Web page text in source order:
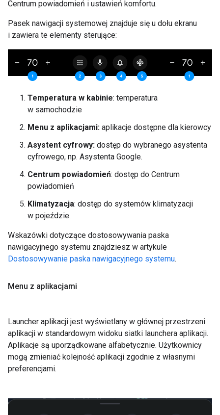
Centrum powiadomień i ustawień komfortu.
Pasek nawigacji systemowej znajduje się u dołu ekranu
i zawiera te elementy sterujące:
Temperatura w kabinie: temperatura
w samochodzie
Menu z aplikacjami: aplikacje dostępne dla kierowcy
Asystent cyfrowy: dostęp do wybranego asystenta
cyfrowego, np. Asystenta Google.
Centrum powiadomień: dostęp do Centrum
powiadomień
Klimatyzacja: dostęp do systemów klimatyzacji
w pojeździe.
Wskazówki dotyczące dostosowywania paska
nawigacyjnego systemu znajdziesz w artykule
Dostosowywanie paska nawigacyjnego systemu.
Menu z aplikacjami
Launcher aplikacji jest wyświetlany w głównej przestrzeni
aplikacji w standardowym widoku siatki launchera aplikacji.
Aplikacje są uporządkowane alfabetycznie. Użytkownicy
mogą zmieniać kolejność aplikacji zgodnie z własnymi
preferencjami.